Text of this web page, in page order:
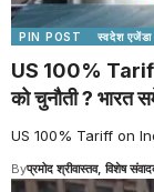
PIN POST स्वदेश एजेंडा
US 100% Tariff
को चुनौती ? भारत
US 100% Tariff on
Byप्रमोद श्रीवास्तव, विशेष